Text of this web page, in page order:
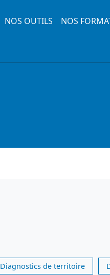
NOS OUTILS NOS
Diagnostics de territoire